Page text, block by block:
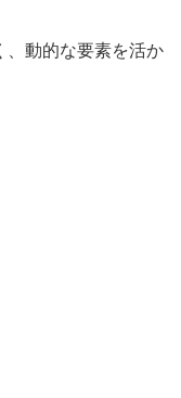
、動的な要素を活か